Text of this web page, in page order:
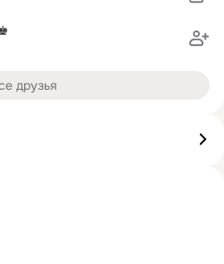
друзья